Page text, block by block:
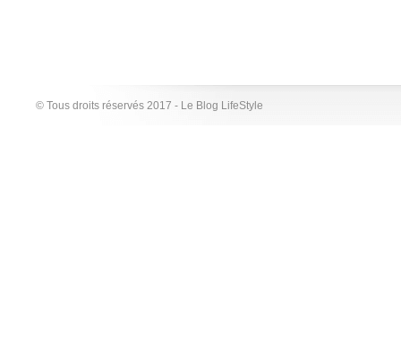
© Tous droits réservés 2017 - Le Blog LifeStyle